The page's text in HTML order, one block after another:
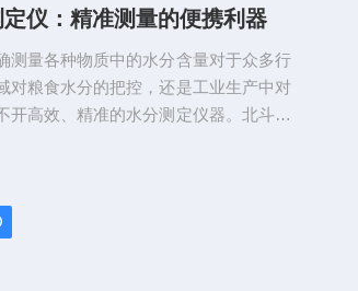
：能够检测到极低浓度的化学毒剂。
仪：精准测量的便携利器
测量各种物质中的水分含量对于众多行
对粮食水分的把控，还是工业生产中对
开高效、精准的水分测定仪器。北斗星
研究，还是在户外的生产现场进行快